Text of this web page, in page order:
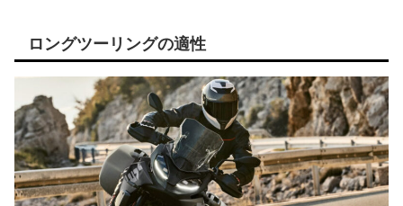
ロングツーリングの適性